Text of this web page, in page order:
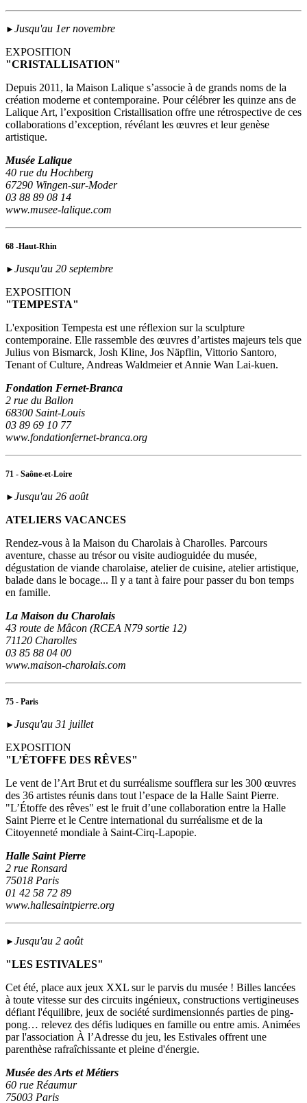
► Jusqu'au 1er novembre
EXPOSITION
"CRISTALLISATION"
Depuis 2011, la Maison Lalique s’associe à de grands noms de la
création moderne et contemporaine. Pour célébrer les quinze ans de
Lalique Art, l’exposition Cristallisation offre une rétrospective de ces
collaborations d’exception, révélant les œuvres et leur genèse
artistique.
Musée Lalique
40 rue du Hochberg
67290 Wingen-sur-Moder
03 88 89 08 14
www.musee-lalique.com
68 -Haut-Rhin
► Jusqu'au 20 septembre
EXPOSITION
"TEMPESTA"
L'exposition Tempesta est une réflexion sur la sculpture
contemporaine. Elle rassemble des œuvres d’artistes majeurs tels que
Julius von Bismarck, Josh Kline, Jos Näpflin, Vittorio Santoro,
Tenant of Culture, Andreas Waldmeier et Annie Wan Lai-kuen.
Fondation Fernet-Branca
2 rue du Ballon
68300 Saint-Louis
03 89 69 10 77
www.fondationfernet-branca.org
71 - Saône-et-Loire
► Jusqu'au 26 août
ATELIERS VACANCES
Rendez-vous à la Maison du Charolais à Charolles. Parcours
aventure, chasse au trésor ou visite audioguidée du musée,
dégustation de viande charolaise, atelier de cuisine, atelier artistique,
balade dans le bocage... Il y a tant à faire pour passer du bon temps
en famille.
La Maison du Charolais
43 route de Mâcon (RCEA N79 sortie 12)
71120 Charolles
03 85 88 04 00
www.maison-charolais.com
75 - Paris
► Jusqu'au 31 juillet
EXPOSITION
"L’ÉTOFFE DES RÊVES"
Le vent de l’Art Brut et du surréalisme soufflera sur les 300 œuvres
des 36 artistes réunis dans tout l’espace de la Halle Saint Pierre.
"L’Étoffe des rêves" est le fruit d’une collaboration entre la Halle
Saint Pierre et le Centre international du surréalisme et de la
Citoyenneté mondiale à Saint-Cirq-Lapopie.
Halle Saint Pierre
2 rue Ronsard
75018 Paris
01 42 58 72 89
www.hallesaintpierre.org
► Jusqu'au 2 août
"LES ESTIVALES"
Cet été, place aux jeux XXL sur le parvis du musée ! Billes lancées
à toute vitesse sur des circuits ingénieux, constructions vertigineuses
défiant l'équilibre, jeux de société surdimensionnés parties de ping-
pong… relevez des défis ludiques en famille ou entre amis. Animées
par l'association À l’Adresse du jeu, les Estivales offrent une
parenthèse rafraîchissante et pleine d'énergie.
Musée des Arts et Métiers
60 rue Réaumur
75003 Paris